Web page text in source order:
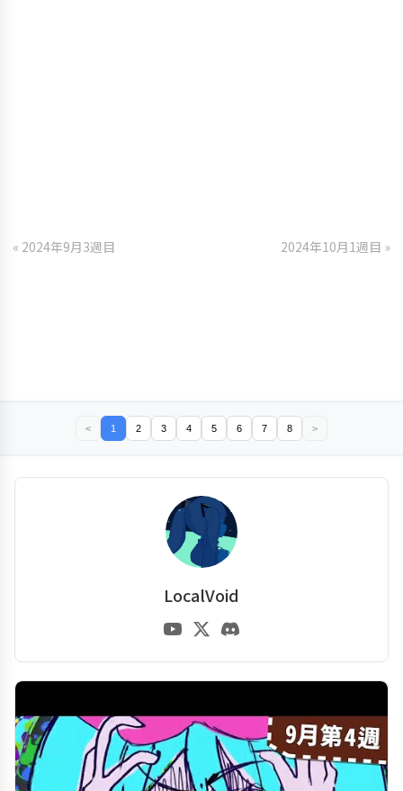
« 2024年9月3週目 2024年10月1週目 »
< 1 2 3 4 5 6 7 8 >
LocalVoid